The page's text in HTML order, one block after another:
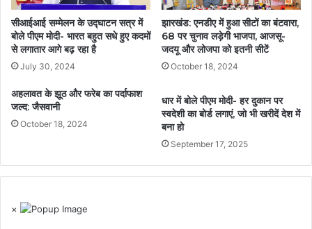
सीआईआई सम्मेलन के उद्घाटन सत्र में
बोले पीएम मोदी- भारत बहुत सधे हुए कदमों
से लगातार आगे बढ़ रहा है
July 30, 2024
झारखंड: एनडीए में हुआ सीटों का बंटवारा,
68 पर चुनाव लड़ेगी भाजपा, आजसू-
जदयू और लोजपा को इतनी सीटें
October 18, 2024
अहलावत के झूठ और फरेब का पर्दाफाश
जल्द: जैसवानी
October 18, 2024
धार में बोले पीएम मोदी- हर दुकान पर
स्वदेशी का बोर्ड लगाएं, जो भी खरीदें देश में
बना हो
September 17, 2025
×